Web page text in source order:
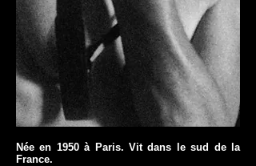
Née en 1950 à Paris. Vit dans le sud de la
France.